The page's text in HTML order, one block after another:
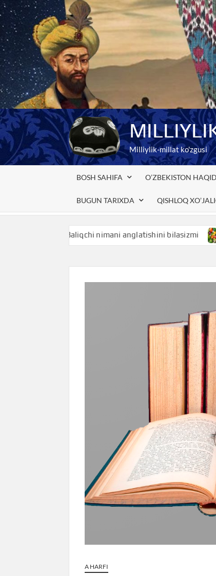
Skip
to
content
Milliylik-millat ko'zgusi
BOSH SAHIFA O’ZBEKISTON
BUGUN TARIXDA QISHLOQ
Baliqchi nimani anglatishini bilasizmi
A HARFI